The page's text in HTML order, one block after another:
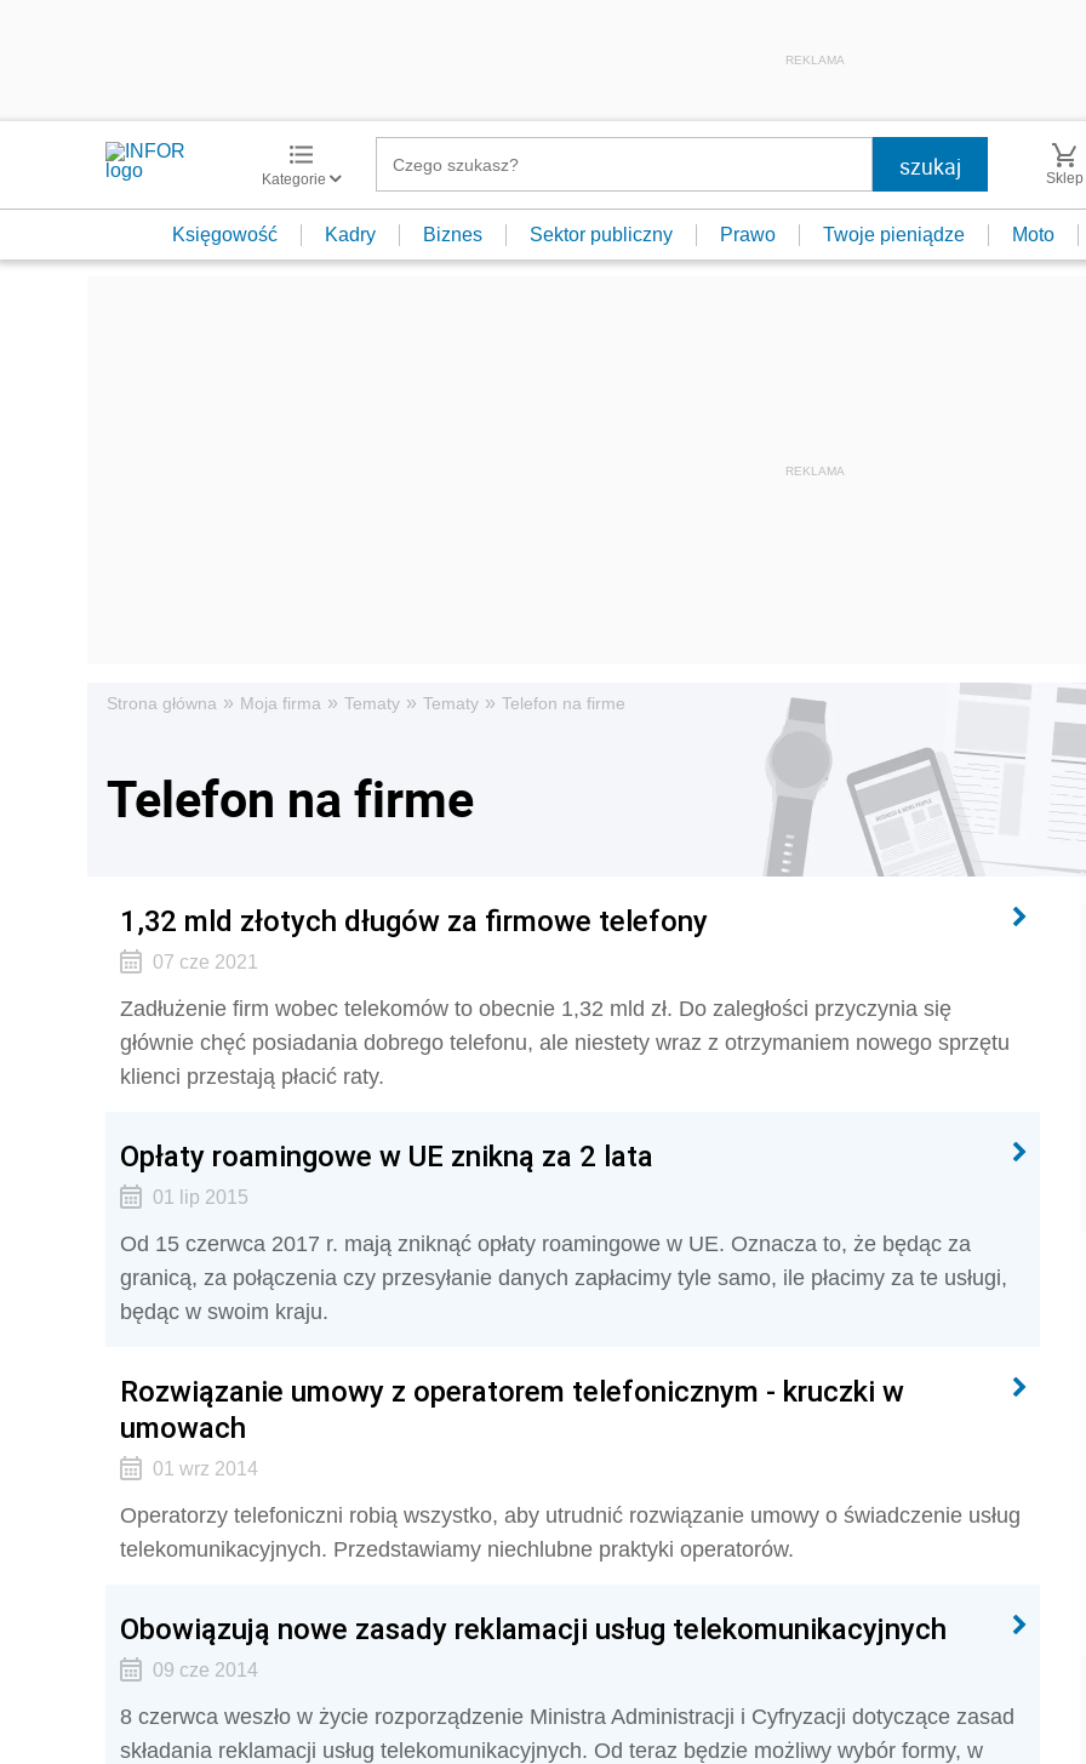
REKLAMA
Kategorie Sklep
Księgowość Kadry Biznes Sektor publiczny Prawo Twoje pieniądze Moto
Strona główna » Moja firma » Tematy » Tematy » Telefon na firme
Telefon na firme
1,32 mld złotych długów za firmowe telefony
07 cze 2021
Zadłużenie firm wobec telekomów to obecnie 1,32 mld zł. Do zaległości przyczynia się
głównie chęć posiadania dobrego telefonu, ale niestety wraz z otrzymaniem nowego sprzętu
klienci przestają płacić raty.
Opłaty roamingowe w UE znikną za 2 lata
01 lip 2015
Od 15 czerwca 2017 r. mają zniknąć opłaty roamingowe w UE. Oznacza to, że będąc za
granicą, za połączenia czy przesyłanie danych zapłacimy tyle samo, ile płacimy za te usługi,
będąc w swoim kraju.
Rozwiązanie umowy z operatorem telefonicznym - kruczki w
umowach
01 wrz 2014
Operatorzy telefoniczni robią wszystko, aby utrudnić rozwiązanie umowy o świadczenie usług
telekomunikacyjnych. Przedstawiamy niechlubne praktyki operatorów.
Obowiązują nowe zasady reklamacji usług telekomunikacyjnych
09 cze 2014
8 czerwca weszło w życie rozporządzenie Ministra Administracji i Cyfryzacji dotyczące zasad
składania reklamacji usług telekomunikacyjnych. Od teraz będzie możliwy wybór formy, w